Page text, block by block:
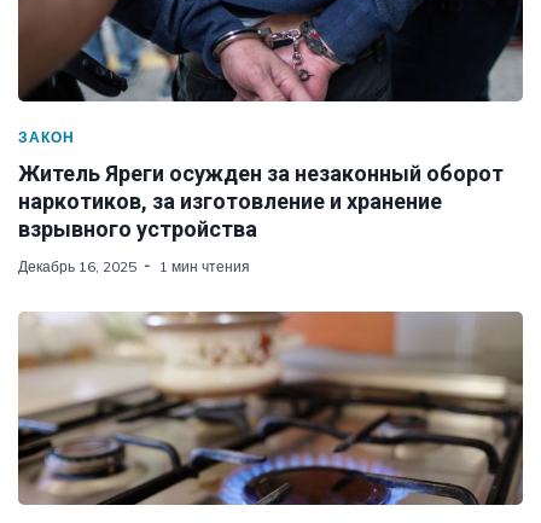
ЗАКОН
Житель Яреги осужден за незаконный оборот
наркотиков, за изготовление и хранение
взрывного устройства
Декабрь 16, 2025 1 мин чтения